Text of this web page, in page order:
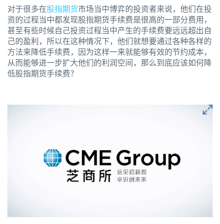
对于很多在股指期货市场当中博弈的投资者来说，他们在投
资的过程当中都发现股指期货手续费是很高的一部分费用，
甚至有些时候自己投资过程当中产生的手续费要远远超出自
己的盈利，所以在这种情况下，他们就想要通过各种各样的
方法来降低手续费，因为这样一来就能够有效的节约成本，
从而能够进一步扩大他们的利润空间，那么到底应该如何降
低股指期货手续费？